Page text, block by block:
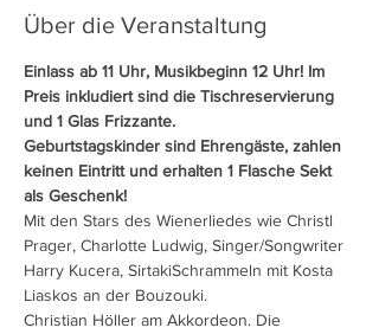
Über die Veranstaltung
Einlass ab 11 Uhr, Musikbeginn 12 Uhr! Im
Preis inkludiert sind die Tischreservierung
und 1 Glas Frizzante.
Geburtstagskinder sind Ehrengäste, zahlen
keinen Eintritt und erhalten 1 Flasche Sekt
als Geschenk!
Mit den Stars des Wienerliedes wie Christl
Prager, Charlotte Ludwig, Singer/Songwriter
Harry Kucera, SirtakiSchrammeln mit Kosta
Liaskos an der Bouzouki.
Christian Höller am Akkordeon. Die